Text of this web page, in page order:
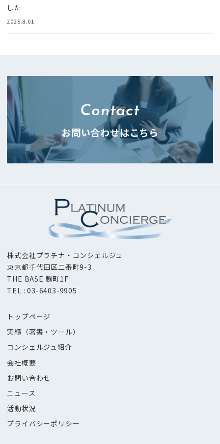
した
2025.8.01
Contact
お問い合わせはこちら
株式会社プラチナ・コンシェルジュ
東京都千代田区二番町9-3
THE BASE 麹町1F
TEL : 03-6403-9905
トップページ
実績（著書・ツール）
コンシェルジュ紹介
会社概要
お問い合わせ
ニュース
活動状況
プライバシーポリシー